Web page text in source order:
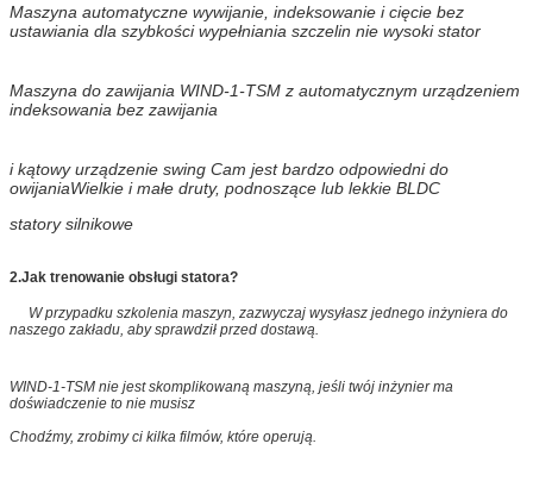
Maszyna automatyczne wywijanie, indeksowanie i cięcie bez
ustawiania dla szybkości wypełniania szczelin nie wysoki stator
Maszyna do zawijania WIND-1-TSM z automatycznym urządzeniem
indeksowania bez zawijania
i kątowy urządzenie swing Cam jest bardzo odpowiedni do
owijaniaWielkie i małe druty, podnoszące lub lekkie BLDC
statory silnikowe
2.Jak trenowanie obsługi statora?
W przypadku szkolenia maszyn, zazwyczaj wysyłasz jednego inżyniera do
naszego zakładu, aby sprawdził przed dostawą.
WIND-1-TSM nie jest skomplikowaną maszyną, jeśli twój inżynier ma
doświadczenie to nie musisz
Chodźmy, zrobimy ci kilka filmów, które operują.